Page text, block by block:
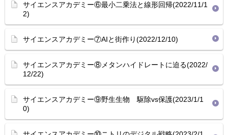
サイエンスアカデミー⑥最小二乗法と線形回帰(2022/11/1
2)
サイエンスアカデミー⑦AIと街作り(2022/12/10)
サイエンスアカデミー⑧メタンハイドレートに迫る(2022/
12/22)
サイエンスアカデミー⑨野生生物 駆除vs保護(2023/1/1
0)